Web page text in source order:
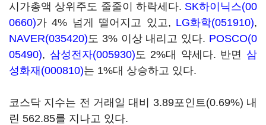
시가총액 상위주도 줄줄이 하락세다. SK하이닉스(00
0660)가 4% 넘게 떨어지고 있고, LG화학(051910),
NAVER(035420)도 3% 이상 내리고 있다. POSCO(0
05490), 삼성전자(005930)도 2%대 약세다. 반면 삼
성화재(000810)는 1%대 상승하고 있다.
코스닥 지수는 전 거래일 대비 3.89포인트(0.69%) 내
린 562.85를 지나고 있다.